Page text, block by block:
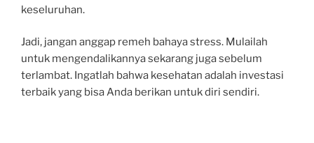
keseluruhan.
Jadi, jangan anggap remeh bahaya stress. Mulailah
untuk mengendalikannya sekarang juga sebelum
terlambat. Ingatlah bahwa kesehatan adalah investasi
terbaik yang bisa Anda berikan untuk diri sendiri.